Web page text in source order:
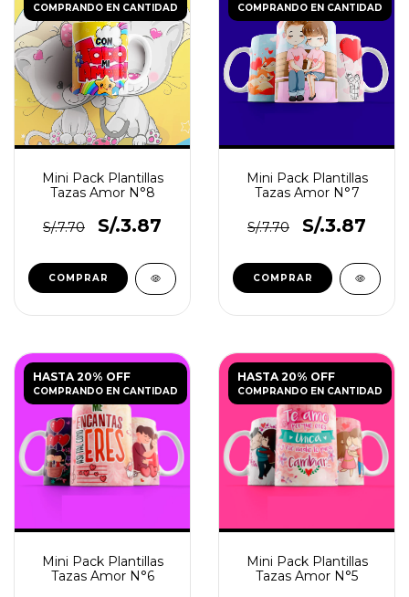
COMPRANDO EN CANTIDAD
Mini Pack Plantillas
Tazas Amor N°8
S/.7.70 S/.3.87
COMPRANDO EN CANTIDAD
Mini Pack Plantillas
Tazas Amor N°7
S/.7.70 S/.3.87
HASTA 20% OFF
COMPRANDO EN CANTIDAD
Mini Pack Plantillas
Tazas Amor N°6
HASTA 20% OFF
COMPRANDO EN CANTIDAD
Mini Pack Plantillas
Tazas Amor N°5